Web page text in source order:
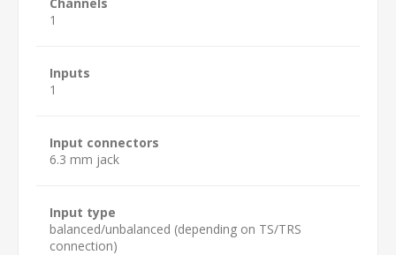
1
Inputs
1
Input connectors
6.3 mm jack
Input type
balanced/unbalanced (depending on TS/TRS
connection)